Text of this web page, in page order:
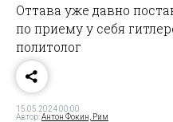
Оттава уже давно
по приему у себя
политолог
15.05.2024 00:00
Автор:Антон Фокин, Рим